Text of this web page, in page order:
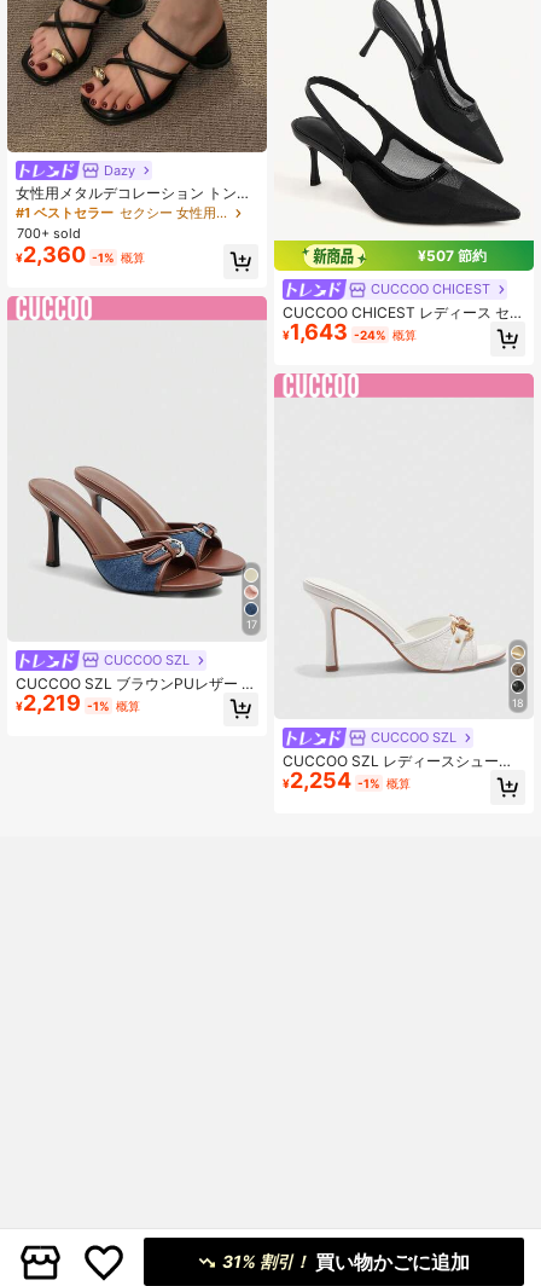
Dazy
女性用メタルデコレーション トング
サンダル、厚底ファッションサンダ
ル ブラック、春夏のコーディネート
#1 ベストセラー
セクシー 女性用サンダル
700+ sold
¥2,360 -1% 概算
17
CUCCOO SZL
CUCCOO SZL ブラウンPUレザー ゴ
ールドバックル装飾 3.5インチ ハイ
ヒール ラウンドトゥ レトロ ミュー
¥2,219 -1% 概算
¥507 節約
CUCCOO CHICEST
CUCCOO CHICEST レディース セク
シー メッシュ 透かし彫り バックス
トラップ ハイヒール アンクルストラ
ブラック エナメルレザー シューズ
バンケット アウトドア
¥1,643 -24% 概算
18
CUCCOO SZL
CUCCOO SZL レディースシューズ
ピュアホワイト PU エンボスローズ
PU ゴールドバックル クラシックフ
¥2,254 -1% 概算
31% 割引！ 買い物かごに追加